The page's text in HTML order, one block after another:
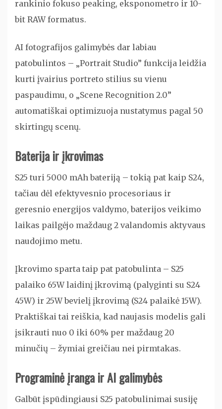
rankinio fokuso peaking, eksponometro ir 10-
bit RAW formatus.
AI fotografijos galimybės dar labiau
patobulintos – „Portrait Studio” funkcija leidžia
kurti įvairius portreto stilius su vienu
paspaudimu, o „Scene Recognition 2.0”
automatiškai optimizuoja nustatymus pagal 50
skirtingų scenų.
Baterija ir įkrovimas
S25 turi 5000 mAh bateriją – tokią pat kaip S24,
tačiau dėl efektyvesnio procesoriaus ir
geresnio energijos valdymo, baterijos veikimo
laikas pailgėjo maždaug 2 valandomis aktyvaus
naudojimo metu.
Įkrovimo sparta taip pat patobulinta – S25
palaiko 65W laidinį įkrovimą (palyginti su S24
45W) ir 25W bevielį įkrovimą (S24 palaikė 15W).
Praktiškai tai reiškia, kad naujasis modelis gali
įsikrauti nuo 0 iki 60% per maždaug 20
minučių – žymiai greičiau nei pirmtakas.
Programinė įranga ir AI galimybės
Galbūt įspūdingiausi S25 patobulinimai susiję